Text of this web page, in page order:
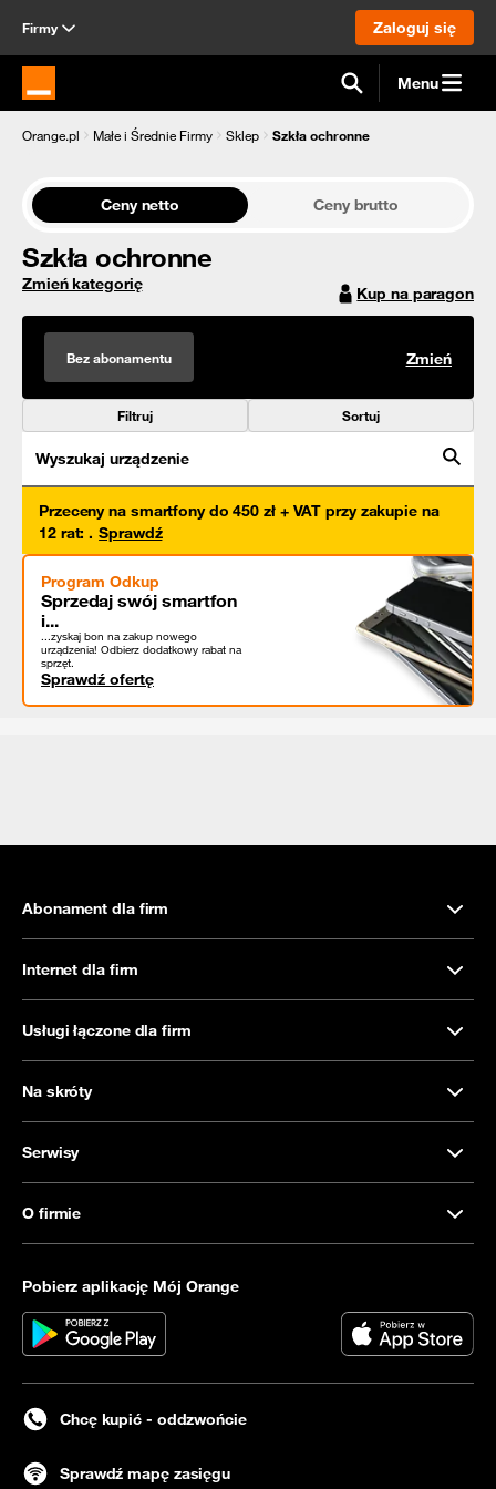
Firmy Zaloguj się
Strona główna Orange.pl Menu
Orange.pl Małe i Średnie Firmy Sklep Szkła ochronne
Ceny netto Ceny brutto
Szkła ochronne
Zmień kategorię Kup na paragon
Bez abonamentu Zmień
Filtruj Sortuj
Wyszukaj urządzenie
Przeceny na smartfony do 450 zł + VAT przy zakupie na
12 rat: . Sprawdź
Program Odkup
Sprzedaj swój smartfon
i...
...zyskaj bon na zakup nowego
urządzenia! Odbierz dodatkowy rabat na
sprzęt.
Sprawdź ofertę
Abonament dla firm
Internet dla firm
Usługi łączone dla firm
Na skróty
Serwisy
O firmie
Pobierz aplikację Mój Orange
Chcę kupić - oddzwońcie
Sprawdź mapę zasięgu